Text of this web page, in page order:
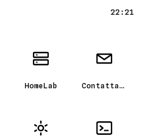
22:21
HomeLab Contattami